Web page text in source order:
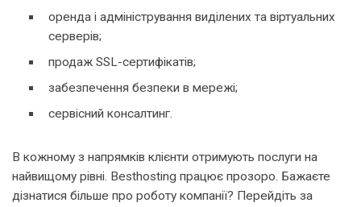
оренда і адміністрування виділених та віртуальних
серверів;
продаж SSL-сертифікатів;
забезпечення безпеки в мережі;
сервісний консалтинг.
В кожному з напрямків клієнти отримують послуги на
найвищому рівні. Веsthosting працює прозоро. Бажаєте
дізнатися більше про роботу компанії? Перейдіть за